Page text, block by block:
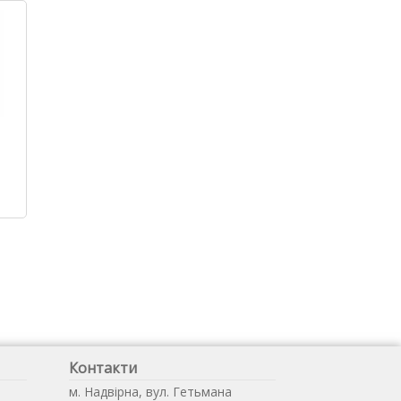
Контакти
м. Надвірна, вул. Гетьмана